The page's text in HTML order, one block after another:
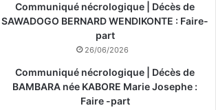
Communiqué nécrologique | Décès de
SAWADOGO BERNARD WENDIKONTE : Faire-
part
26/06/2026
Communiqué nécrologique | Décès de
BAMBARA née KABORE Marie Josephe :
Faire -part